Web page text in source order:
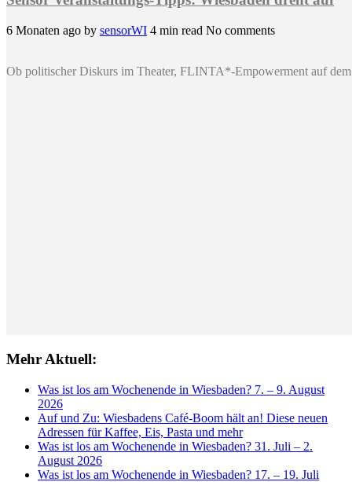
6 Monaten ago by sensorWI 4 min read No comments
Ob politischer Diskurs im Theater, FLINTA*-Empowerment auf
Mehr Aktuell:
Was ist los am Wochenende in Wiesbaden? 7. – 9. August
2026
Auf und Zu: Wiesbadens Café-Boom hält an! Diese neuen
Adressen für Kaffee, Eis, Pasta und mehr
Was ist los am Wochenende in Wiesbaden? 31. Juli – 2.
August 2026
Was ist los am Wochenende in Wiesbaden? 17. – 19. Juli